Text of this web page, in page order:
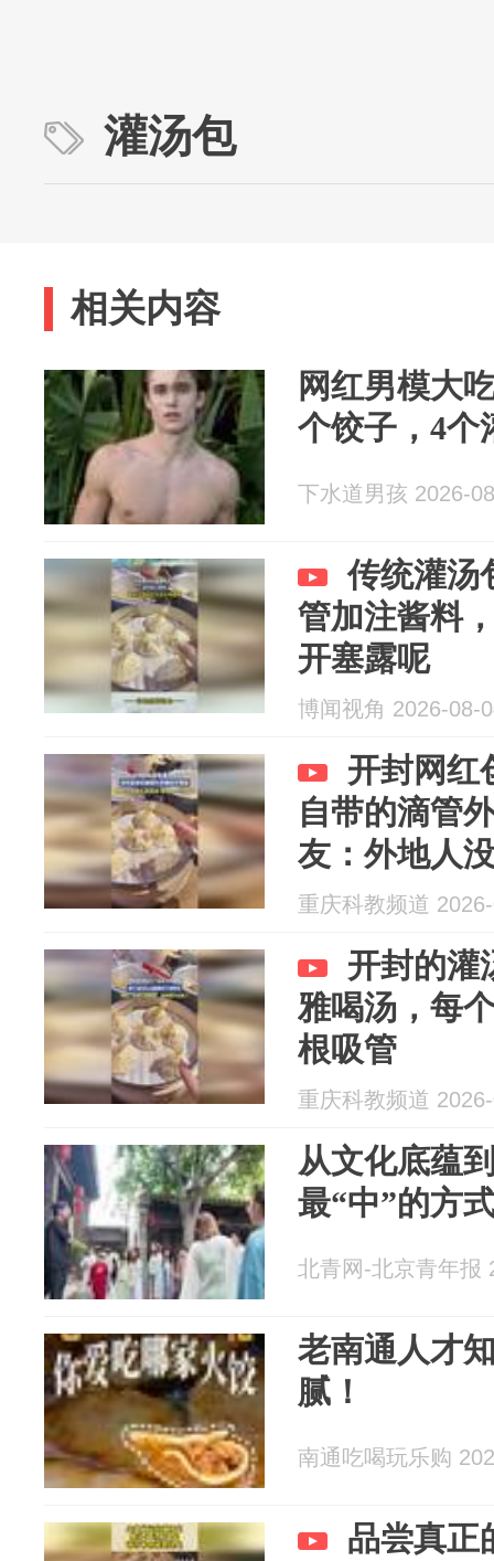
灌汤包
相关内容
网红男模大
个饺子，4个
下水道男孩 2026-
传统灌汤
管加注酱料
开塞露呢
博闻视角 2026-08-
开封网红
自带的滴管
友：外地人
回见
重庆科教频道
开封的灌
雅喝汤，每
根吸管
重庆科教频道
从文化底蕴
最“中”的方
北青网-北京青年报
老南通人才
腻！
南通吃喝玩乐购
品尝真正